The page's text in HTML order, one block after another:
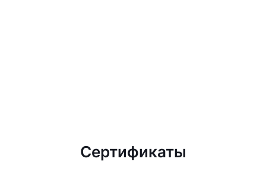
Сертификаты